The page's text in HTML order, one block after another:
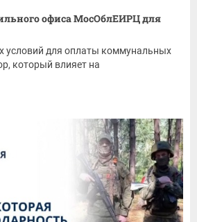
офиса МосОблЕИРЦ для
условий для оплаты коммунальных
который влияет на